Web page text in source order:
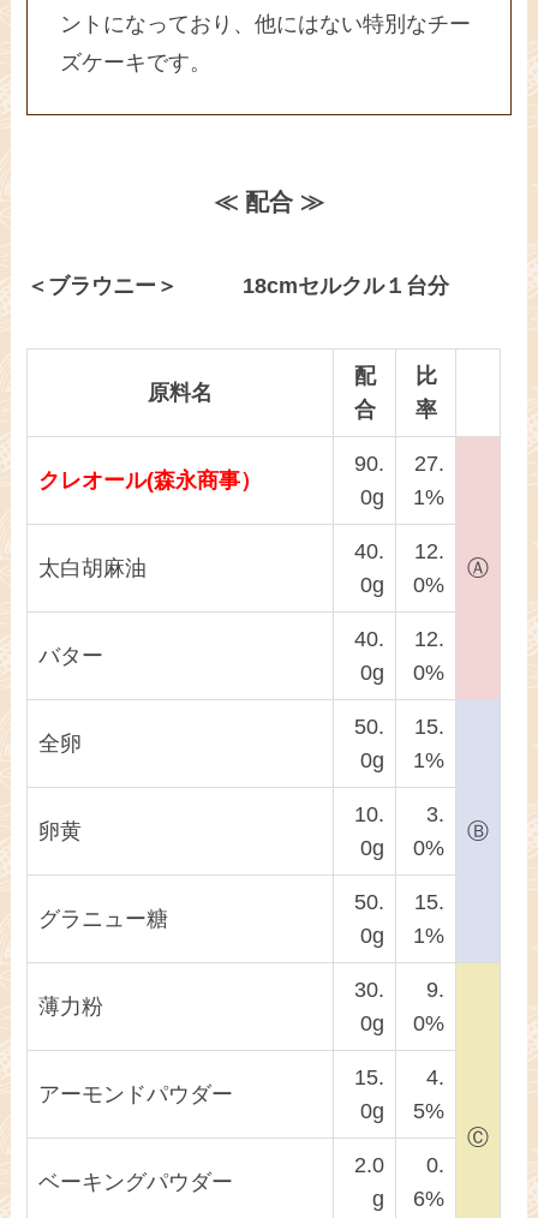
ントになっており、他にはない特別なチー
ズケーキです。
≪ 配合 ≫
＜ブラウニー＞ 18cmセルクル１台分
原料名
配
合
比
率
クレオール(森永商事）
90.
0g
27.
1%
Ⓐ
太白胡麻油
40.
0g
12.
0%
バター
40.
0g
12.
0%
全卵
50.
0g
15.
1%
Ⓑ
卵黄
10.
0g
3.
0%
グラニュー糖
50.
0g
15.
1%
薄力粉
30.
0g
9.
0%
Ⓒ
アーモンドパウダー
15.
0g
4.
5%
ベーキングパウダー
2.0
g
0.
6%